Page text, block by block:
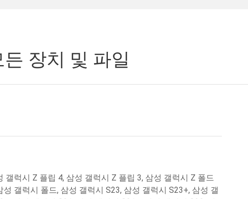
장치 및 파일
갤럭시 Z 플립 4, 삼성 갤럭시 Z 플립 3, 삼성 갤럭시 Z 폴드
갤럭시 폴드, 삼성 갤럭시 S23, 삼성 갤럭시 S23+, 삼성 갤